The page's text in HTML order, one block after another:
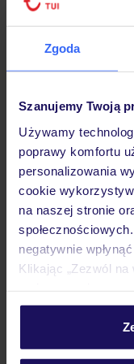
Zgoda
Szanujemy Twoją
Używamy
poprawy komfortu
personalizowania
cookie
na naszej stronie
negatywnie
Klikając „Zezwól
personalizować
Szczegółowe
Hotel
Pokoje
Wyżywienie
Atrakcje